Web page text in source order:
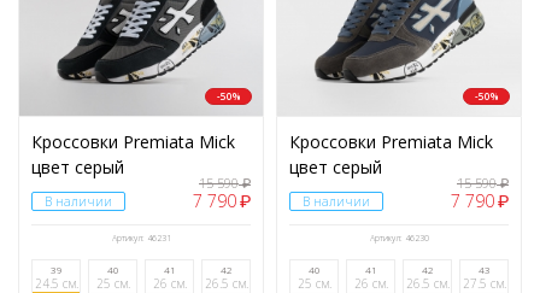
-50%
Кроссовки Premiata Mick
цвет серый
В наличии
15 590₽
7 790₽
Артикул: 46231
39
24.5 см.
40
25 см.
41
26 см.
42
26.5 см.
-50%
Кроссовки Premiata Mick
цвет серый
В наличии
15 590₽
7 790₽
Артикул: 46230
40
25 см.
41
26 см.
42
26.5 см.
43
27.5 см.